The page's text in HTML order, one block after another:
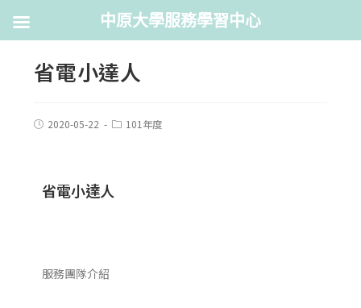
省電小達人
2020-05-22 101年度
省電小達人
服務團隊介紹
中原大學服務學習中心